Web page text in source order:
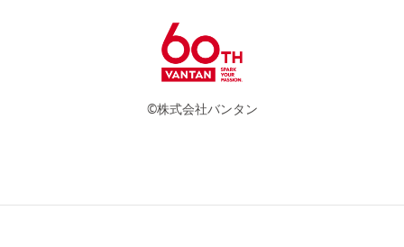
©株式会社バンタン